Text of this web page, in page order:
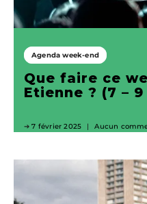
Agenda week-end
Que faire ce
Etienne ? (7 –
7 février 2025 Aucun